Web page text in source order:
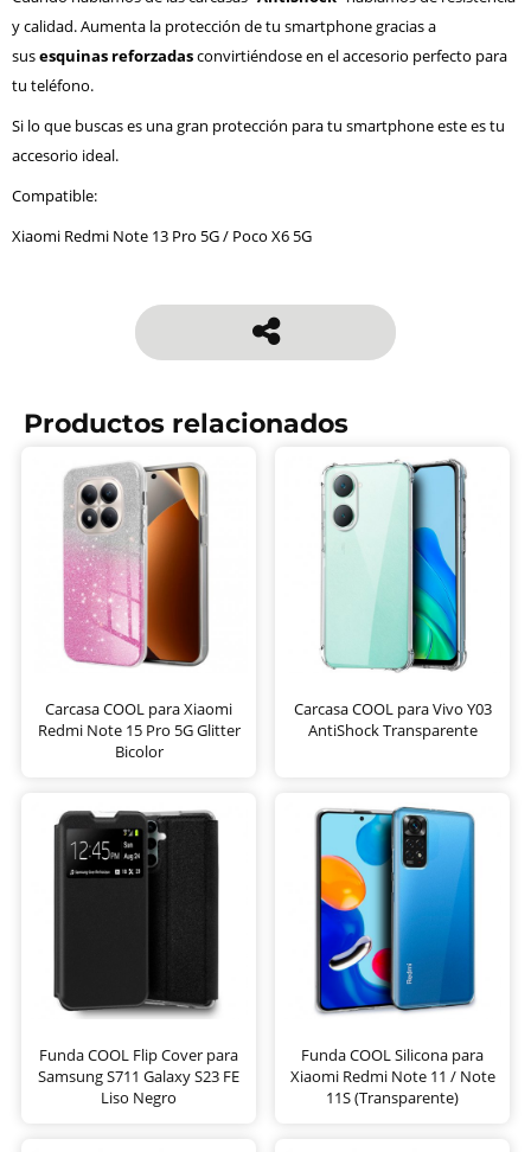
y calidad. Aumenta la protección de tu smartphone gracias a
susesquinas reforzadasconvirtiéndose en el accesorio perfecto para
tu teléfono.
Si lo que buscas es una gran protección para tu smartphone este es tu
accesorio ideal.
Compatible:
Xiaomi Redmi Note 13 Pro 5G / Poco X6 5G
Productos relacionados
Carcasa COOL para Xiaomi
Redmi Note 15 Pro 5G Glitter
Bicolor
Carcasa COOL para Vivo Y03
AntiShock Transparente
Funda COOL Flip Cover para
Samsung S711 Galaxy S23 FE
Liso Negro
Funda COOL Silicona para
Xiaomi Redmi Note 11 / Note
11S (Transparente)